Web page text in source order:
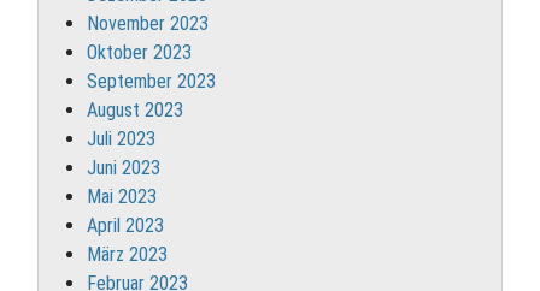
November 2023
Oktober 2023
September 2023
August 2023
Juli 2023
Juni 2023
Mai 2023
April 2023
März 2023
Februar 2023